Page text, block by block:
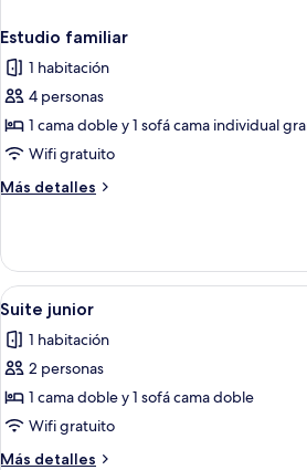
Estudio familiar
1 habitación
4 personas
1 cama doble y 1 sofá cama individual
Wifi gratuito
Más detalles
Más
familiar
Abrir
todas
las
fotos
de
Suite
junior
Un
3
Suite junior
1 habitación
2 personas
1 cama doble y 1 sofá cama doble
Wifi gratuito
Más detalles
Más